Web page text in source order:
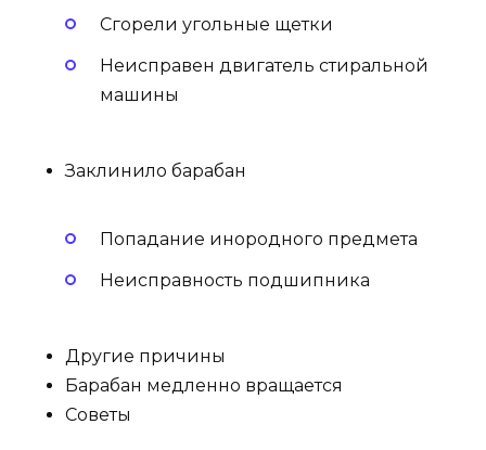
Сгорели угольные щетки
Неисправен двигатель стиральной
машины
Заклинило барабан
Попадание инородного предмета
Неисправность подшипника
Другие причины
Барабан медленно вращается
Советы